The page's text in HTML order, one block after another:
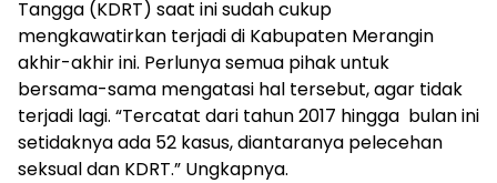
Tangga (KDRT) saat ini sudah cukup
mengkawatirkan terjadi di Kabupaten Merangin
akhir-akhir ini. Perlunya semua pihak untuk
bersama-sama mengatasi hal tersebut, agar tidak
terjadi lagi. “Tercatat dari tahun 2017 hingga bulan ini
setidaknya ada 52 kasus, diantaranya pelecehan
seksual dan KDRT.” Ungkapnya.